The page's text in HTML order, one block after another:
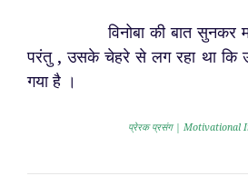
विनोबा की बात सुनकर
परंतु , उसके चेहरे से लग रहा था कि
गया है ।
प्रेरक प्रसंग | Motivational